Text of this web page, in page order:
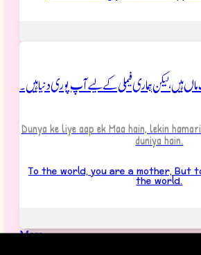
ہیں، لیکن ہماری فیملی کے لیے آپ پوری دنیا ہیں۔
Dunya ke liye aap ek Maa hain, lekin
duniya hain.
To the world, you are a mother, But
the world.
More